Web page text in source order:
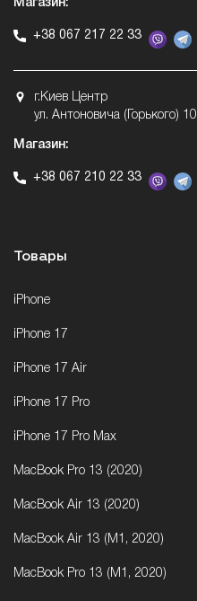
Магазин:
+38 067 217 22 33
г.Киев Центр
ул. Антоновича (Горького) 10
Магазин:
+38 067 210 22 33
Товары
iPhone
iPhone 17
iPhone 17 Air
iPhone 17 Pro
iPhone 17 Pro Max
MacBook Pro 13 (2020)
MacBook Air 13 (2020)
MacBook Air 13 (M1, 2020)
MacBook Pro 13 (M1, 2020)